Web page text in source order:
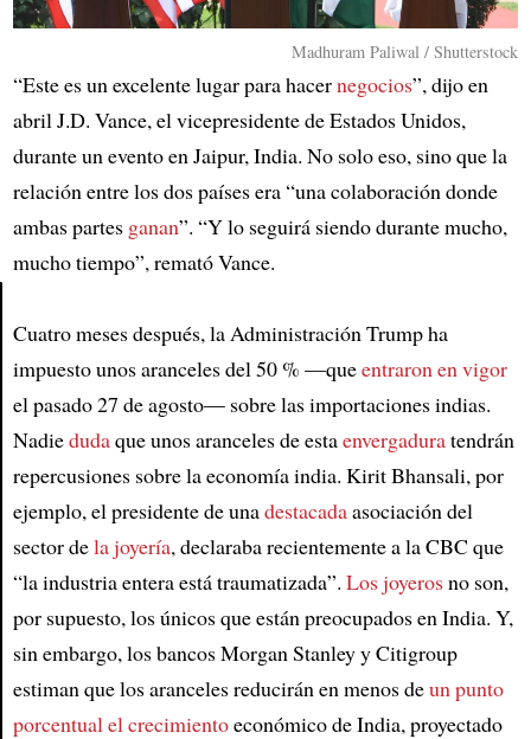
Madhuram Paliwal / Shutterstock
“Este es un excelente lugar para hacernegocios”, dijo en
abril J.D. Vance, el vicepresidente de Estados Unidos,
durante un evento en Jaipur, India. No solo eso, sino que la
relación entre los dos países era “una colaboración donde
ambas partes ganan”. “Y lo seguirá siendo durante mucho,
mucho tiempo”, remató Vance.
Cuatro meses después, la Administración Trump ha
impuesto unos aranceles del 50 % —queentraron en vigor
el pasado 27 de agosto— sobre las importaciones indias.
Nadiedudaque unos aranceles de estaenvergaduratendrán
repercusiones sobre la economía india. Kirit Bhansali, por
ejemplo, el presidente de unadestacadaasociación del
sector dela joyería, declaraba recientemente a la CBC que
“la industria entera está traumatizada”. Los joyerosno son,
por supuesto, los únicos que están preocupados en India. Y,
sin embargo, los bancos Morgan Stanley y Citigroup
estiman que los aranceles reducirán en menos deun punto
porcentualel crecimientoeconómico de India, proyectado